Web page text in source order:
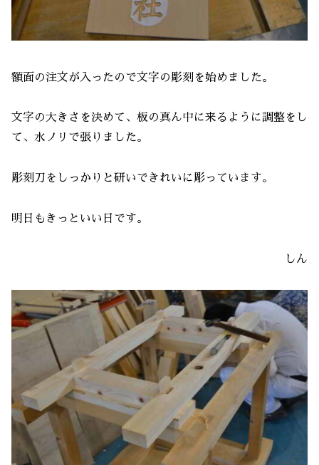
額面の注文が入ったので文字の彫刻を始めました。
文字の大きさを決めて、板の真ん中に来るように調整をし
て、水ノリで張りました。
彫刻刀をしっかりと研いできれいに彫っています。
明日もきっといい日です。
しん